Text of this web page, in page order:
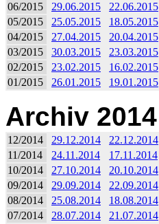
06/2015
29.06.2015 22.06.2015
05/2015
25.05.2015 18.05.2015
04/2015
27.04.2015 20.04.2015
03/2015
30.03.2015 23.03.2015
02/2015
23.02.2015 16.02.2015
01/2015
26.01.2015 19.01.2015
Archiv 2014
12/2014 29.12.2014 22.12.2014
11/2014
24.11.2014 17.11.2014
10/2014
27.10.2014 20.10.2014
09/2014
29.09.2014 22.09.2014
08/2014
25.08.2014 18.08.2014
07/2014
28.07.2014 21.07.2014